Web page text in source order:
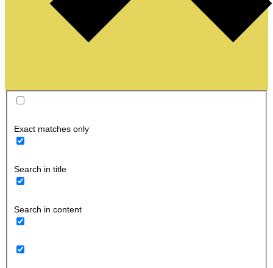
Exact matches only
Search in title
Search in content